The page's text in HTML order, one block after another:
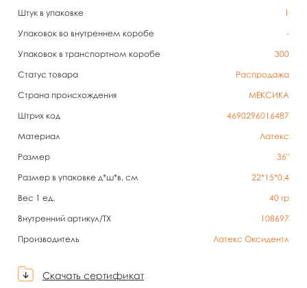
Штук в упаковке
1
Упаковок во внутреннем коробе
-
Упаковок в транспортном коробе
300
Статус товара
Распродажа
Страна происхождения
МЕКСИКА
Штрих код
4690296016487
Материал
Латекс
Размер
36"
Размер в упаковке д*ш*в, см
22*15*0,4
Вес 1 ед.
40 гр
Внутренний артикул/TX
108697
Производитель
Латекс Оксидентл
Скачать сертификат